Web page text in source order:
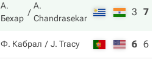
А.
Бехар
A.
Chandrasekar
3 7
Ф. Кабрал J. Tracy 6 6